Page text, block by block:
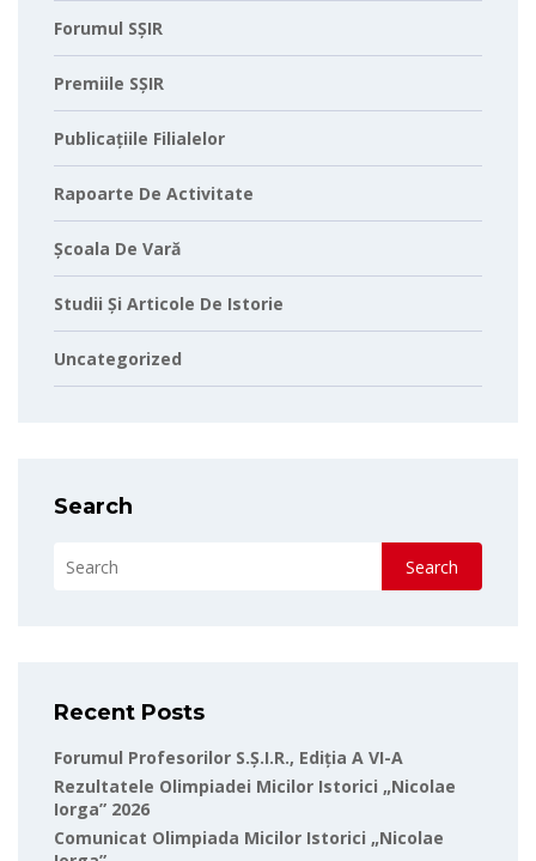
Forumul SȘIR
Premiile SȘIR
Publicațiile Filialelor
Rapoarte De Activitate
Școala De Vară
Studii Și Articole De Istorie
Uncategorized
Search
Search
Recent Posts
Forumul Profesorilor S.Ș.I.R., Ediția A VI-A
Rezultatele Olimpiadei Micilor Istorici „Nicolae
Iorga” 2026
Comunicat Olimpiada Micilor Istorici „Nicolae